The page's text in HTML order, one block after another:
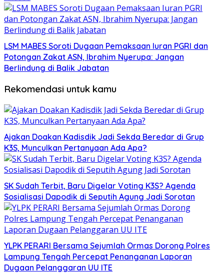
LSM MABES Soroti Dugaan Pemaksaan Iuran PGRI dan
Potongan Zakat ASN, Ibrahim Nyerupa: Jangan
Berlindung di Balik Jabatan
Rekomendasi untuk kamu
Ajakan Doakan Kadisdik Jadi Sekda Beredar di Grup
K3S, Munculkan Pertanyaan Ada Apa?
SK Sudah Terbit, Baru Digelar Voting K3S? Agenda
Sosialisasi Dapodik di Seputih Agung Jadi Sorotan
YLPK PERARI Bersama Sejumlah Ormas Dorong Polres
Lampung Tengah Percepat Penanganan Laporan
Dugaan Pelanggaran UU ITE